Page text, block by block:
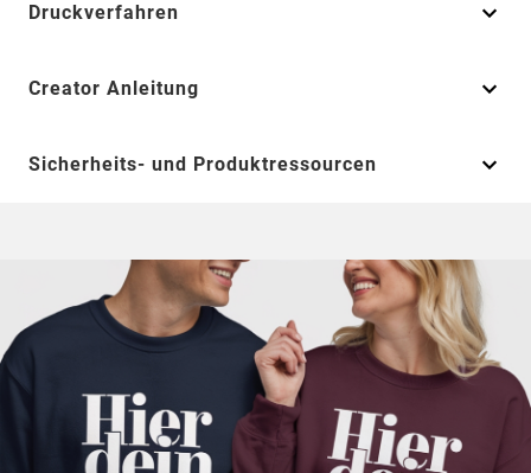
Druckverfahren
Creator Anleitung
Sicherheits- und Produktressourcen